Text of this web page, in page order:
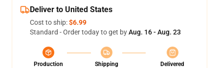
Deliver to United States
Cost to ship:$6.99
Standard - Order today to get byAug. 16 - Aug. 23
Production
Shipping
Delivered